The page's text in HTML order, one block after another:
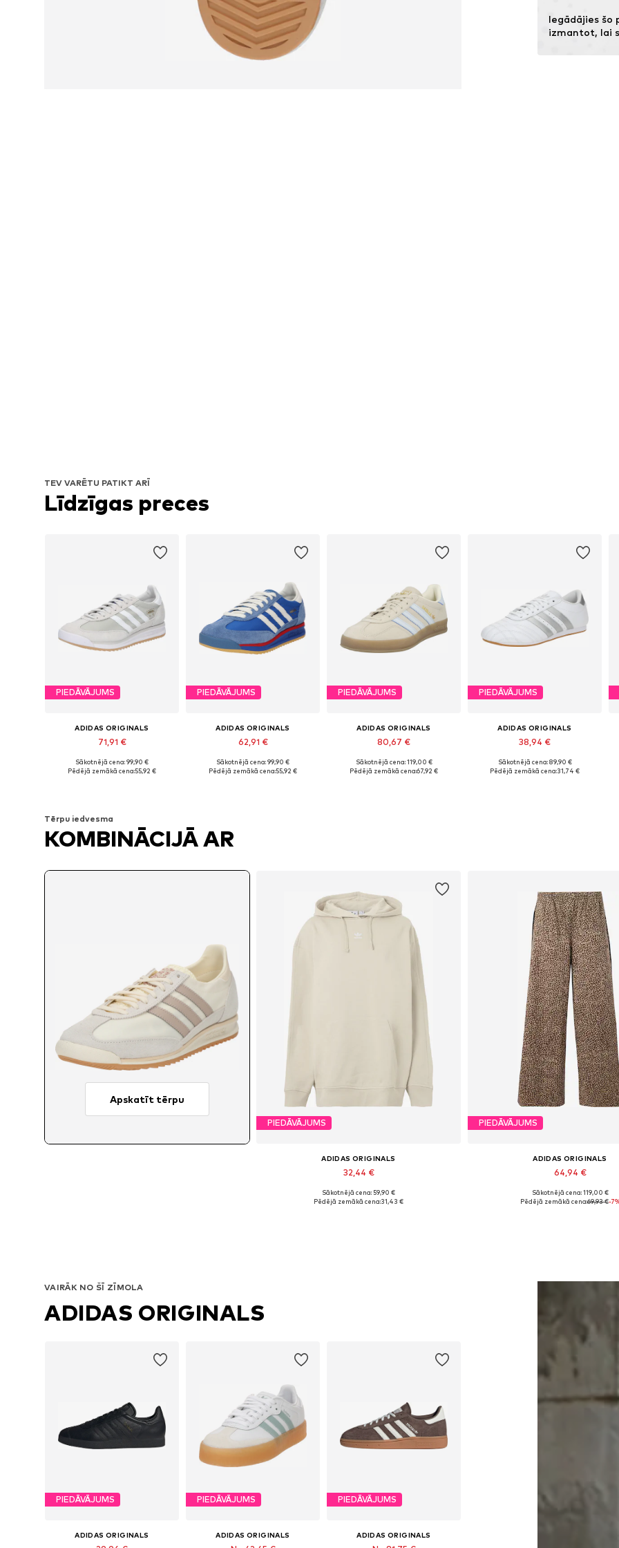
Iegādājies šo
izmantot, lai
TEV VARĒTU PATIKT ARĪ
Līdzīgas preces
PIEDĀVĀJUMS
ADIDAS ORIGINALS
71,91 €
Pieejams daudzos izmēros
Sākotnējā cena: 99,90 €
Pēdējā zemākā cena:55,92 €
PIEDĀVĀJUMS
ADIDAS ORIGINALS
62,91 €
Pieejams daudzos izmēros
Sākotnējā cena: 99,90 €
Pēdējā zemākā cena:55,92 €
PIEDĀVĀJUMS
ADIDAS ORIGINALS
80,67 €
Pieejams daudzos izmēros
Sākotnējā cena: 119,00 €
Pēdējā zemākā cena:67,92 €
PIEDĀVĀJUMS
ADIDAS ORIGINALS
38,94 €
Pieejams daudzos izmēros
Sākotnējā cena: 89,90 €
Pēdējā zemākā cena:31,74 €
Tērpu iedvesma
KOMBINĀCIJĀ AR
Apskatīt tērpu
PIEDĀVĀJUMS
ADIDAS ORIGINALS
32,44 €
Pieejamie izmēri: XS, S, M
Sākotnējā cena: 59,90 €
Pēdējā zemākā cena:31,43 €
PIEDĀVĀJUMS
ADIDAS ORIGINALS
64,94 €
Pieejamie izmēri: 27-28, 29, 30-31,
Sākotnējā cena: 119,00 €
Pēdējā zemākā cena:69,93 €-
VAIRĀK NO ŠĪ ZĪMOLA
ADIDAS ORIGINALS
PIEDĀVĀJUMS
ADIDAS ORIGINALS
PIEDĀVĀJUMS
ADIDAS ORIGINALS
PIEDĀVĀJUMS
ADIDAS ORIGINALS